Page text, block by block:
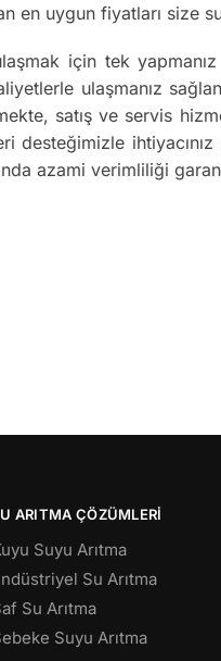
en uygun fiyatları size
için tek
ulaşmanız
satış ve servis
azami verimliliği
ARITMA ÇÖZÜMLERI
Suyu Arıtma
Su Arıtma
Su Arıtma
Suyu Arıtma